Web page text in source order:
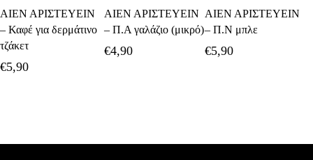
Καλάθι
ΑΙΕΝ ΑΡΙΣΤΕΥΕΙΝ
– Καφέ για δερμάτινο
τζάκετ
€5,90
Καλάθι
ΑΙΕΝ ΑΡΙΣΤΕΥΕΙΝ
– Π.Α γαλάζιο (μικρό)
€4,90
Καλάθι
ΑΙΕΝ ΑΡΙΣΤΕΥΕΙΝ
– Π.Ν μπλε
€5,90